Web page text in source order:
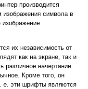
производится
изображения символа в
изображение
их независимость от
как на экране, так и
различное начертание:
Кроме того, он
е. эти шрифты являются